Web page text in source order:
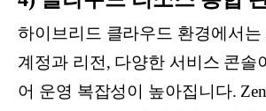
하이브리드 클라우드 환경에서는
계정과 리전, 다양한 서비스 콘솔
어 운영 복잡성이 높아집니다.